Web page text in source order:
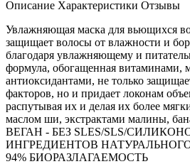
Описание Характеристики Отзывы
Увлажняющая маска для вьющихся
защищает волосы от влажности и
благодаря увлажняющему и
формула, обогащенная витаминами,
антиоксидантами, не только
факторов, но и придает локонам
распутывая их и делая их более
маслом ши, экстрактами малины,
ВЕГАН - БЕЗ SLES/SLS/
ИНГРЕДИЕНТОВ
94% БИОРАЗЛАГАЕМОСТЬ